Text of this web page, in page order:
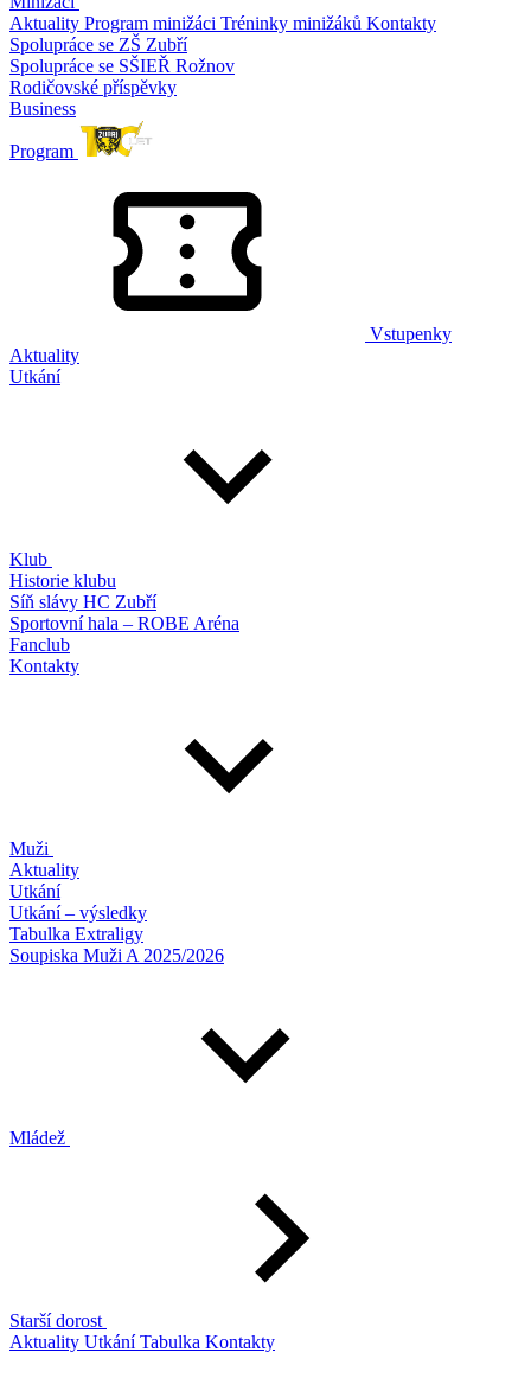
Aktuality Program minižáci Tréninky minižáků Kontakty
Spolupráce se ZŠ Zubří
Spolupráce se SŠIEŘ Rožnov
Rodičovské příspěvky
Business
Program
Vstupenky
Aktuality
Utkání
Klub
Historie klubu
Síň slávy HC Zubří
Sportovní hala – ROBE Aréna
Fanclub
Kontakty
Muži
Aktuality
Utkání
Utkání – výsledky
Tabulka Extraligy
Soupiska Muži A 2025/2026
Mládež
Starší dorost
Aktuality UtkáníTabulka Kontakty